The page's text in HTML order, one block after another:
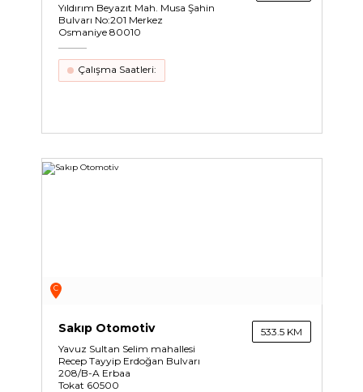
Yıldırım Beyazıt Mah. Musa Şahin
Bulvarı No:201 Merkez
Osmaniye 80010
Çalışma Saatleri:
C
Sakıp Otomotiv
Yavuz Sultan Selim mahallesi
Recep Tayyip Erdoğan Bulvarı
208/B-A Erbaa
Tokat 60500
533.5 KM